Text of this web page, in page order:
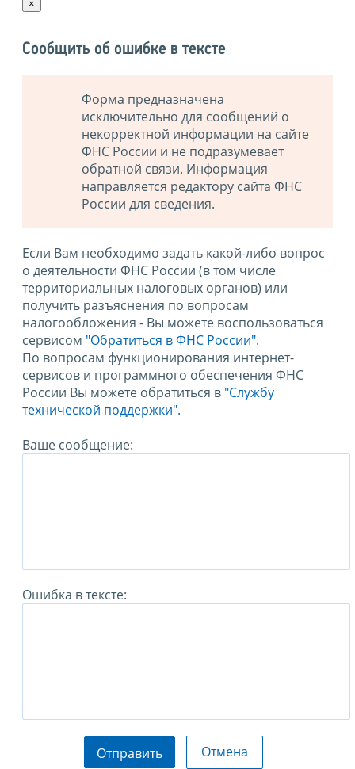
×
Сообщить об ошибке в тексте
Форма предназначена
исключительно для сообщений о
некорректной информации на сайте
ФНС России и не подразумевает
обратной связи. Информация
направляется редактору сайта ФНС
России для сведения.
Если Вам необходимо задать какой-либо вопрос
о деятельности ФНС России (в том числе
территориальных налоговых органов) или
получить разъяснения по вопросам
налогообложения - Вы можете воспользоваться
сервисом "Обратиться в ФНС России".
По вопросам функционирования интернет-
сервисов и программного обеспечения ФНС
России Вы можете обратиться в "Службу
технической поддержки".
Ваше сообщение:
Ошибка в тексте:
Отправить Отмена